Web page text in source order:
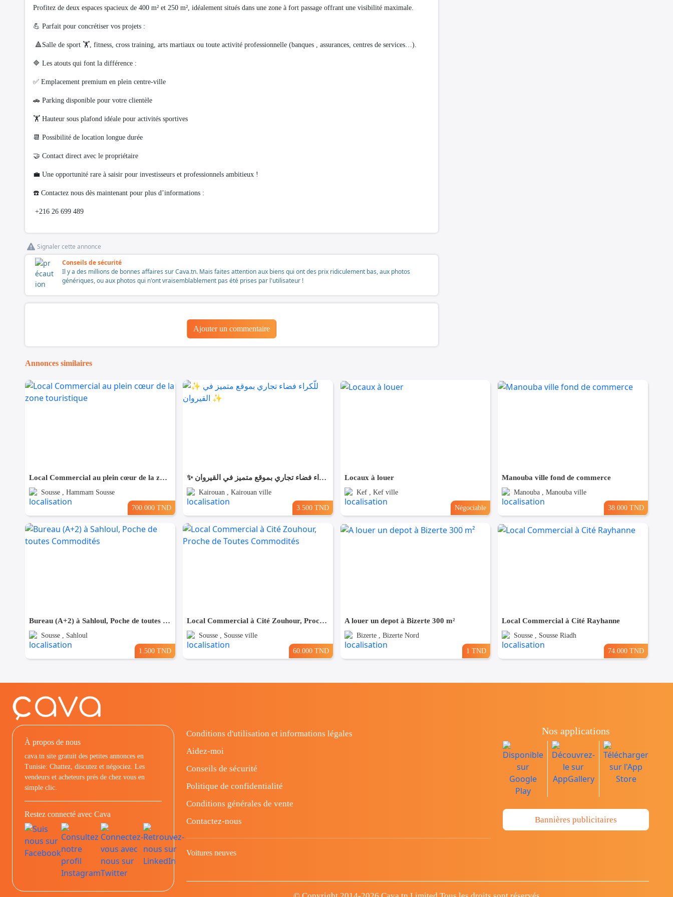
Profitez de deux espaces spacieux de 400 m² et 250 m², idéalement situés dans une zone à fort passage offrant une visibilité maximale.
💪 Parfait pour concrétiser vos projets :
🔺Salle de sport 🏋️, fitness, cross training, arts martiaux ou toute activité professionnelle (banques , assurances, centres de services…).
🔷 Les atouts qui font la différence :
✅ Emplacement premium en plein centre-ville
🚗 Parking disponible pour votre clientèle
🏋️ Hauteur sous plafond idéale pour activités sportives
📆 Possibilité de location longue durée
🤝 Contact direct avec le propriétaire
💼 Une opportunité rare à saisir pour investisseurs et professionnels ambitieux !
☎️ Contactez nous dès maintenant pour plus d’informations :
+216 26 699 489
Signaler cette annonce
Conseils de sécurité
Il y a des millions de bonnes affaires sur Cava.tn. Mais faites attention aux biens qui ont des prix ridiculement bas, aux photos
génériques, ou aux photos qui n'ont vraisemblablement pas été prises par l'utilisateur !
Ajouter un commentaire
Annonces similaires
Local Commercial au plein cœur de la zone touristique
Sousse , Hammam Sousse
700.000 TND
✨ للّكراء فضاء تجاري بموقع متميز في القيروان ✨
Kairouan , Kairouan ville
3.500 TND
Locaux à louer
Kef , Kef ville
Négociable
Manouba ville fond de commerce
Manouba , Manouba ville
38.000 TND
Bureau (A+2) à Sahloul, Poche de toutes Commodités
Sousse , Sahloul
1.500 TND
Local Commercial à Cité Zouhour, Proche de Toutes Commodités
Sousse , Sousse ville
60.000 TND
A louer un depot à Bizerte 300 m²
Bizerte , Bizerte Nord
1 TND
Local Commercial à Cité Rayhanne
Sousse , Sousse Riadh
74.000 TND
À propos de nous
cava.tn site gratuit des petites annonces en
Tunisie: Chattez, discutez et négociez. Les
vendeurs et acheteurs prés de chez vous en
simple clic.
Restez connecté avec Cava
Conditions d'utilisation et informations légales
Aidez-moi
Conseils de sécurité
Politique de confidentialité
Conditions générales de vente
Contactez-nous
Voitures neuves
Nos applications
Bannières publicitaires